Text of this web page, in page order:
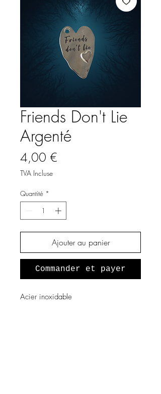
Friends Don't Lie
Argenté
4,00 €
TVA Incluse
Quantité *
Ajouter au panier
Commander et payer
Acier inoxidable